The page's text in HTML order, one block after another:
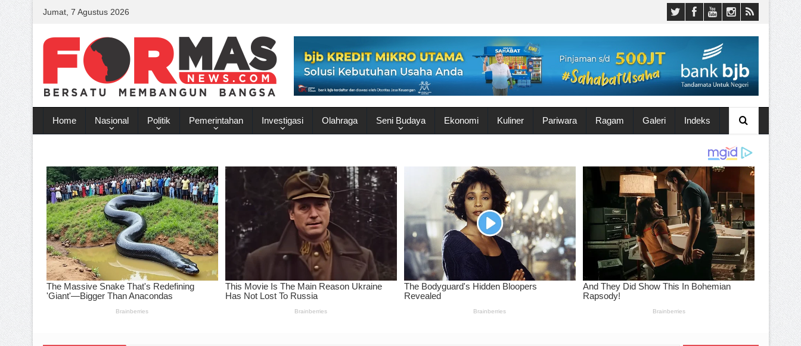
Jumat, 7 Agustus 2026
Home Nasional Politik Pemerintahan Investigasi Olahraga Seni Budaya Ekonomi Kuliner Pariwara Ragam Galeri Indeks